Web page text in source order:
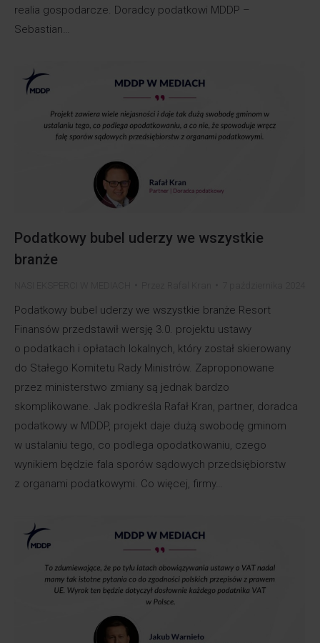
realia gospodarcze. Doradcy podatkowi MDDP –
Sebastian…
Podatkowy bubel uderzy we wszystkie
branże
Podatkowy bubel uderzy we wszystkie branże Resort
Finansów przedstawił wersję 3.0. projektu ustawy
o podatkach i opłatach lokalnych, który został skierowany
do Stałego Komitetu Rady Ministrów. Zaproponowane
przez ministerstwo zmiany są jednak bardzo
skomplikowane. Jak podkreśla Rafał Kran, partner, doradca
podatkowy w MDDP, projekt daje dużą swobodę gminom
w ustalaniu tego, co podlega opodatkowaniu, czego
wynikiem będzie fala sporów sądowych przedsiębiorstw
z organami podatkowymi. Co więcej, firmy…